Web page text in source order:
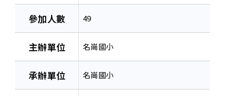
參加人數 49
主辦單位 名崗國小
承辦單位 名崗國小